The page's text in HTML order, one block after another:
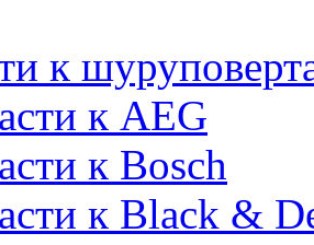
к
к AEG
к Bosch
к Black &